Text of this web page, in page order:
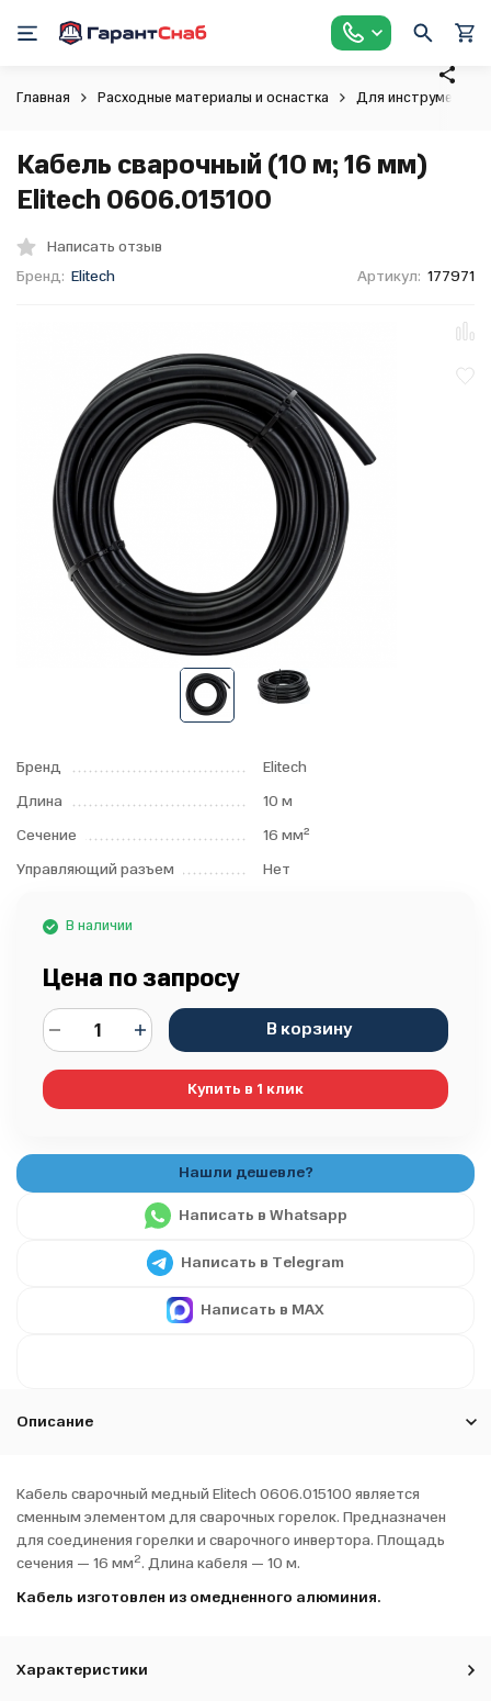
Главная Расходные материалы и оснастка Для инструмента
Кабель сварочный (10 м; 16 мм)
Elitech 0606.015100
Написать отзыв
Бренд: Elitech Артикул: 177971
Бренд
Elitech
Длина
10 м
Сечение
16 мм²
Управляющий разъем
Нет
В наличии
Цена по запросу
В корзину
Купить в 1 клик
Написать в Whatsapp
Написать в Telegram
Написать в MAX
Описание
Кабель сварочный медный Elitech 0606.015100 является
сменным элементом для сварочных горелок. Предназначен
для соединения горелки и сварочного инвертора. Площадь
сечения — 16 мм2. Длина кабеля — 10 м.
Кабель изготовлен из омедненного алюминия.
Характеристики